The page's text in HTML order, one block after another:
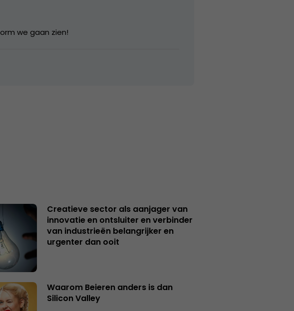
we gaan zien!
Creatieve sector als aanjager van
innovatie en ontsluiter en verbinder
van industrieën belangrijker en
urgenter dan ooit
Waarom Beieren anders is dan
Silicon Valley